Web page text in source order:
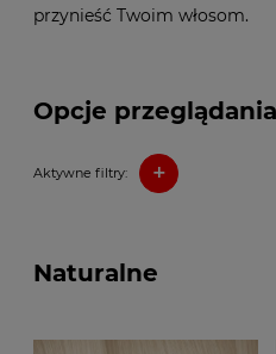
Opcje przeglądania
Aktywne filtry: +
przynieść Twoim włosom.
Naturalne